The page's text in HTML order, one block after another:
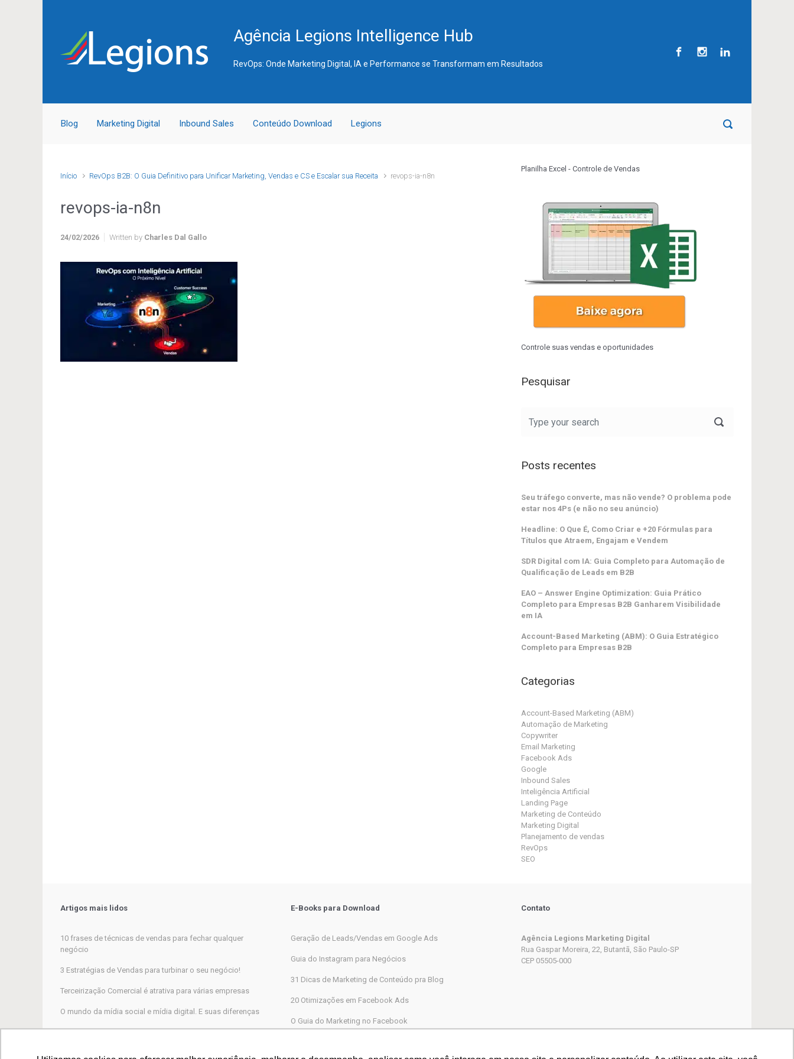
Agência Legions Intelligence Hub
RevOps: Onde Marketing Digital, IA e Performance se Transformam em Resultados
Blog Marketing Digital Inbound Sales Conteúdo Download Legions
Início RevOps B2B: O Guia Definitivo para Unificar Marketing, Vendas e CS e Escalar sua Receita revops-ia-n8n
revops-ia-n8n
24/02/2026 Written by Charles Dal Gallo
Planilha Excel - Controle de Vendas
Controle suas vendas e oportunidades
Pesquisar
Posts recentes
Seu tráfego converte, mas não vende? O problema pode
estar nos 4Ps (e não no seu anúncio)
Headline: O Que É, Como Criar e +20 Fórmulas para
Títulos que Atraem, Engajam e Vendem
SDR Digital com IA: Guia Completo para Automação de
Qualificação de Leads em B2B
EAO – Answer Engine Optimization: Guia Prático
Completo para Empresas B2B Ganharem Visibilidade
em IA
Account-Based Marketing (ABM): O Guia Estratégico
Completo para Empresas B2B
Categorias
Account-Based Marketing (ABM)
Automação de Marketing
Copywriter
Email Marketing
Facebook Ads
Google
Inbound Sales
Inteligência Artificial
Landing Page
Marketing de Conteúdo
Marketing Digital
Planejamento de vendas
RevOps
SEO
Artigos mais lidos
10 frases de técnicas de vendas para fechar qualquer
negócio
3 Estratégias de Vendas para turbinar o seu negócio!
Terceirização Comercial é atrativa para várias empresas
O mundo da mídia social e mídia digital. E suas diferenças
Marketing Digital, por que não funciona para a maioria das
E-Books para Download
Geração de Leads/Vendas em Google Ads
Guia do Instagram para Negócios
31 Dicas de Marketing de Conteúdo pra Blog
20 Otimizações em Facebook Ads
O Guia do Marketing no Facebook
Contato
Agência Legions Marketing Digital
Rua Gaspar Moreira, 22, Butantã, São Paulo-SP
CEP 05505-000